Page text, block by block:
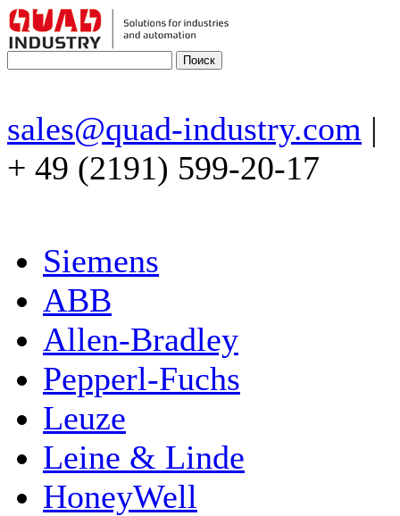
sales@quad-industry.com |
+ 49 (2191) 599-20-17
Siemens
ABB
Allen-Bradley
Pepperl-Fuchs
Leuze
Leine & Linde
HoneyWell